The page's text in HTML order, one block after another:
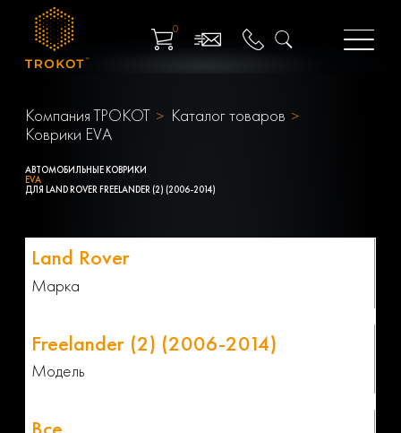
0
Компания ТРОКОТ
Каталог товаров
Коврики EVA
АВТОМОБИЛЬНЫЕ КОВРИКИ
EVA
ДЛЯ LAND ROVER FREELANDER (2) (2006-2014)
Марка
Модель